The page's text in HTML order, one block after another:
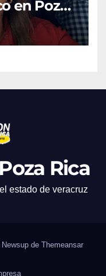
en Poza
Rica
estado de veracruz
de Themeansar